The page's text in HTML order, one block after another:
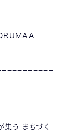
集う まちづく